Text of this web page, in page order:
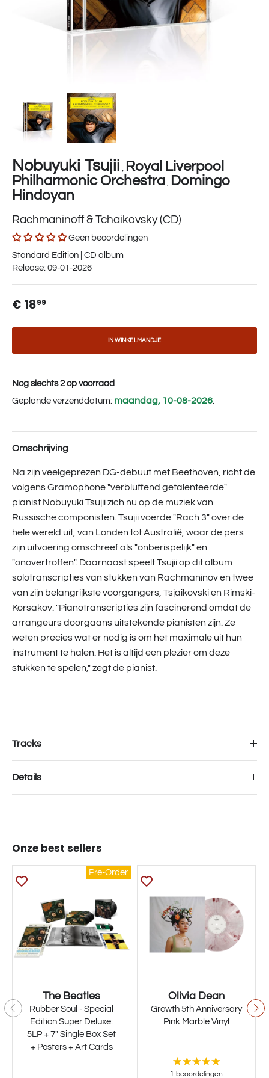
Nobuyuki Tsujii Royal Liverpool
Philharmonic Orchestra Domingo
Hindoyan
Rachmaninoff & Tchaikovsky (CD)
Geen beoordelingen
Standard Edition | CD album
Release: 09-01-2026
€ 1899
IN WINKELMANDJE
Nog slechts 2 op voorraad
Geplande verzenddatum: maandag, 10-08-2026
Omschrijving
Na zijn veelgeprezen DG-debuut met Beethoven, richt de
volgens Gramophone "verbluffend getalenteerde"
pianist Nobuyuki Tsujii zich nu op de muziek van
Russische componisten. Tsujii voerde "Rach 3" over de
hele wereld uit, van Londen tot Australië, waar de pers
zijn uitvoering omschreef als "onberispelijk" en
"onovertroffen". Daarnaast speelt Tsujii op dit album
solotranscripties van stukken van Rachmaninov en twee
van zijn belangrijkste voorgangers, Tsjaikovski en Rimski-
Korsakov. "Pianotranscripties zijn fascinerend omdat de
arrangeurs doorgaans uitstekende pianisten zijn. Ze
weten precies wat er nodig is om het maximale uit hun
instrument te halen. Het is altijd een plezier om deze
stukken te spelen," zegt de pianist.
Tracks
Details
Onze best sellers
Pre-Order
The Beatles
Rubber Soul - Special
Edition Super Deluxe:
5LP + 7" Single Box Set
+ Posters + Art Cards
Olivia Dean
Growth 5th Anniversary
Pink Marble Vinyl
1 beoordelingen